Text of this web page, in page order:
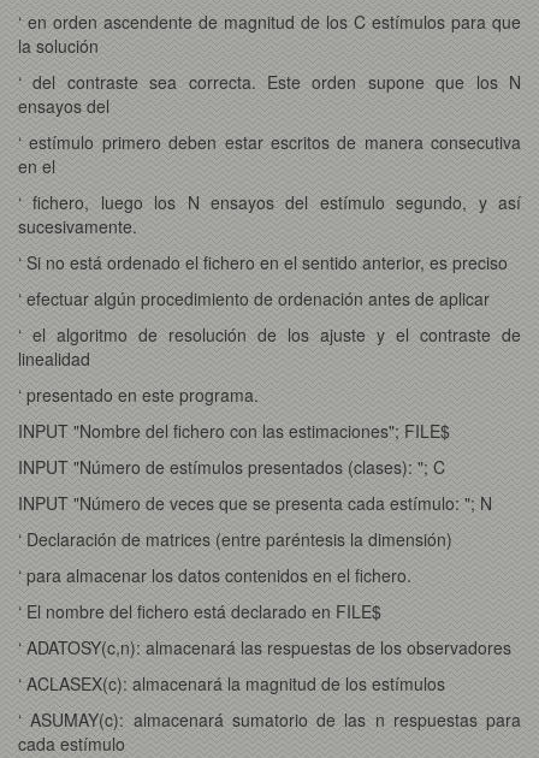
‘ en orden ascendente de magnitud de los C estímulos para que
la solución
‘ del contraste sea correcta. Este orden supone que los N
ensayos del
‘ estímulo primero deben estar escritos de manera consecutiva
en el
‘ fichero, luego los N ensayos del estímulo segundo, y así
sucesivamente.
‘ Si no está ordenado el fichero en el sentido anterior, es preciso
‘ efectuar algún procedimiento de ordenación antes de aplicar
‘ el algoritmo de resolución de los ajuste y el contraste de
linealidad
‘ presentado en este programa.
INPUT "Nombre del fichero con las estimaciones"; FILE$
INPUT "Número de estímulos presentados (clases): "; C
INPUT "Número de veces que se presenta cada estímulo: "; N
‘ Declaración de matrices (entre paréntesis la dimensión)
‘ para almacenar los datos contenidos en el fichero.
‘ El nombre del fichero está declarado en FILE$
‘ ADATOSY(c,n): almacenará las respuestas de los observadores
‘ ACLASEX(c): almacenará la magnitud de los estímulos
‘ ASUMAY(c): almacenará sumatorio de las n respuestas para
cada estímulo